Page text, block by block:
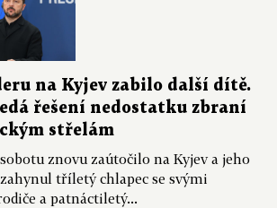
na Kyjev zabilo další dítě.
řešení nedostatku zbraní
střelám
znovu zaútočilo na Kyjev a jeho
tříletý chlapec se svými
a patnáctiletý...